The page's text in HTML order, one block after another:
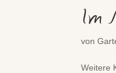
Im
von
Weitere